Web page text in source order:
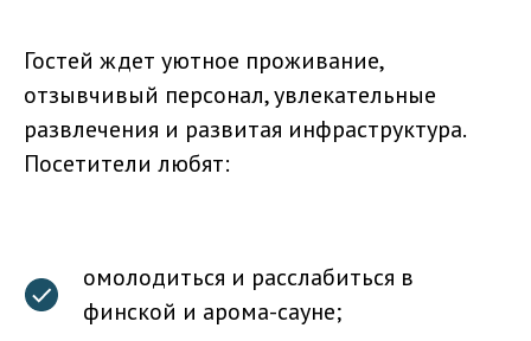
Гостей ждет уютное проживание,
отзывчивый персонал, увлекательные
развлечения и развитая инфраструктура.
Посетители любят:
омолодиться и расслабиться в
финской и арома-сауне;